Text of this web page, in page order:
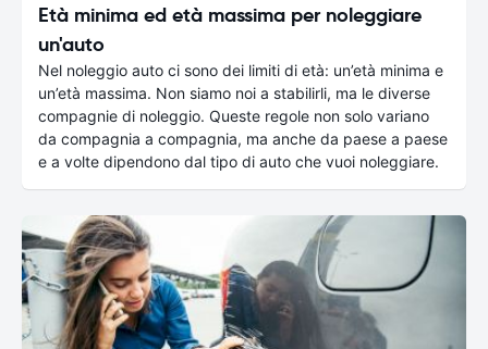
Età minima ed età massima per noleggiare
un'auto
Nel noleggio auto ci sono dei limiti di età: un’età minima e
un’età massima. Non siamo noi a stabilirli, ma le diverse
compagnie di noleggio. Queste regole non solo variano
da compagnia a compagnia, ma anche da paese a paese
e a volte dipendono dal tipo di auto che vuoi noleggiare.